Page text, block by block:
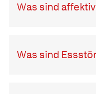
Was sind
Was sind